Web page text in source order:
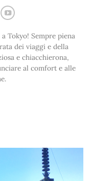
Tokyo! Sempre piena
dei viaggi e della
e chiacchierona,
al comfort e alle